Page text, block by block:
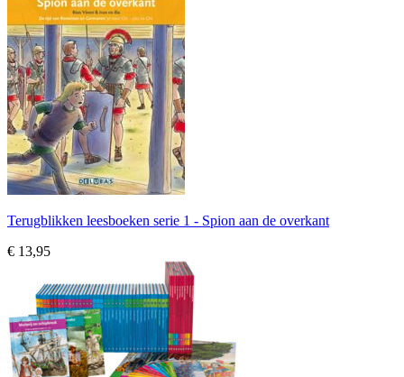
Terugblikken leesboeken serie 1 - Spion aan de overkant
€ 13,95